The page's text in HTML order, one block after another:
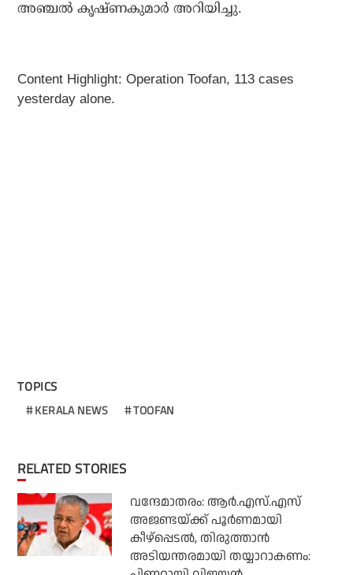
അഞ്ചല്‍ കൃഷ്ണകുമാര്‍ അറിയിച്ചു.
Content Highlight: Operation Toofan, 113 cases
yesterday alone.
TOPICS
KERALA NEWS TOOFAN
RELATED STORIES
വന്ദേമാതരം: ആര്‍.എസ്.എസ്
അജണ്ടയ്ക്ക് പൂര്‍ണമായി
കീഴ്‌പ്പെടല്‍, തിരുത്താന്‍
അടിയന്തരമായി തയ്യാറാകണം: